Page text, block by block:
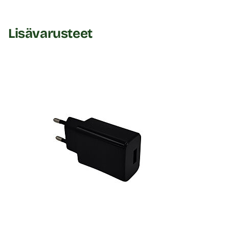
Laitteessa onkolme erillistä säätöpainiketta
työntöliikkeelle, yksi värinälle ja yksi taputukselle
voit löytää juuri oikean yhdistelmän omalle kehollesi ja
pulsaattori on saatavilla yksinoikeudella
Suomessa vain Kaalimato.comista.
Lisävarusteet